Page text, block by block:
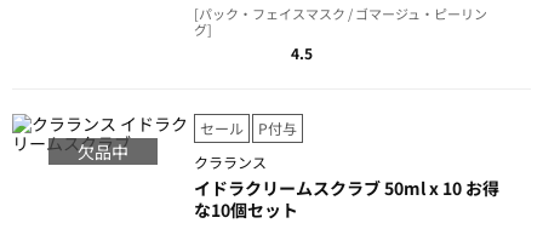
[パック・フェイスマスク / ゴマージュ・ピーリン
グ]
4.5
欠品中
セール
P付与
クラランス
イドラクリームスクラブ 50ml x 10 お得
な10個セット